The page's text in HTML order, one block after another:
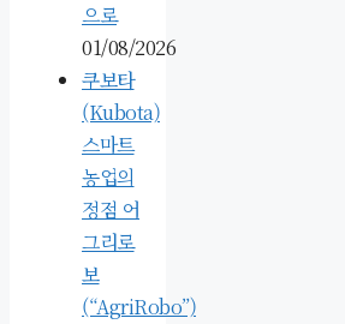
으로
01/08/2026
쿠보타
(Kubota)
스마트
농업의
정점 어
그리로
보
(“AgriRobo”)